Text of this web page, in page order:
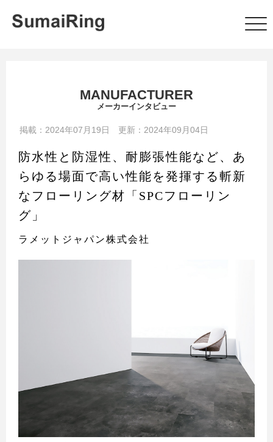
MANUFACTURER
メーカーインタビュー
掲載：2024年07月19日 更新：2024年09月04日
防水性と防湿性、耐膨張性能など、あ
らゆる場面で高い性能を発揮する斬新
なフローリング材「SPCフローリン
グ」
ラメットジャパン株式会社